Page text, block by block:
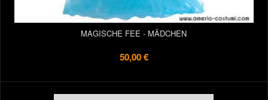
MAGISCHE FEE - MÄDCHEN
50,00 €